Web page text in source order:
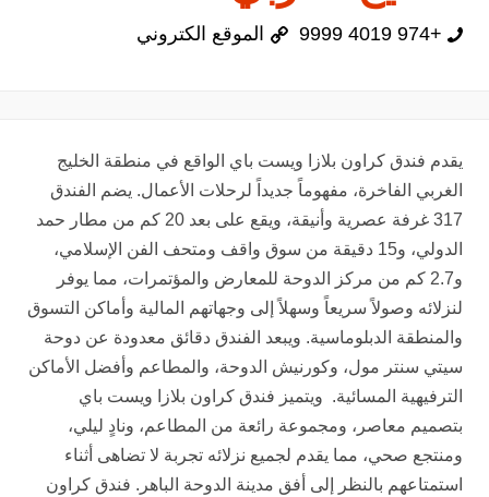
+974 4019 9999 الموقع الكتروني
يقدم فندق كراون بلازا ويست باي الواقع في منطقة الخليج
الغربي الفاخرة، مفهوماً جديداً لرحلات الأعمال. يضم الفندق
317 غرفة عصرية وأنيقة، ويقع على بعد 20 كم من مطار حمد
الدولي، و15 دقيقة من سوق واقف ومتحف الفن الإسلامي،
و2.7 كم من مركز الدوحة للمعارض والمؤتمرات، مما يوفر
لنزلائه وصولاً سريعاً وسهلاً إلى وجهاتهم المالية وأماكن التسوق
والمنطقة الدبلوماسية. ويبعد الفندق دقائق معدودة عن دوحة
سيتي سنتر مول، وكورنيش الدوحة، والمطاعم وأفضل الأماكن
الترفيهية المسائية. ويتميز فندق كراون بلازا ويست باي
بتصميم معاصر، ومجموعة رائعة من المطاعم، ونادٍ ليلي،
ومنتجع صحي، مما يقدم لجميع نزلائه تجربة لا تضاهى أثناء
استمتاعهم بالنظر إلى أفق مدينة الدوحة الباهر. فندق كراون